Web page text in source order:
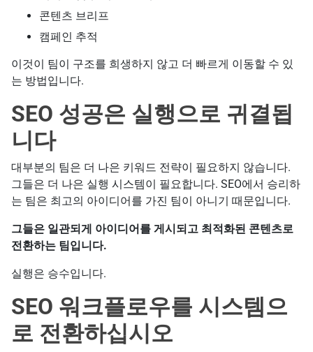
콘텐츠 브리프
캠페인 추적
이것이 팀이 구조를 희생하지 않고 더 빠르게 이동할 수 있
는 방법입니다.
SEO 성공은 실행으로 귀결됩
니다
대부분의 팀은 더 나은 키워드 전략이 필요하지 않습니다.
그들은 더 나은 실행 시스템이 필요합니다. SEO에서 승리하
는 팀은 최고의 아이디어를 가진 팀이 아니기 때문입니다.
그들은 일관되게 아이디어를 게시되고 최적화된 콘텐츠로
전환하는 팀입니다.
실행은 승수입니다.
SEO 워크플로우를 시스템으
로 전환하십시오